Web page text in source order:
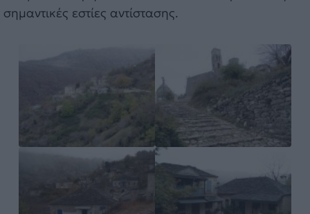
σημαντικές εστίες αντίστασης.